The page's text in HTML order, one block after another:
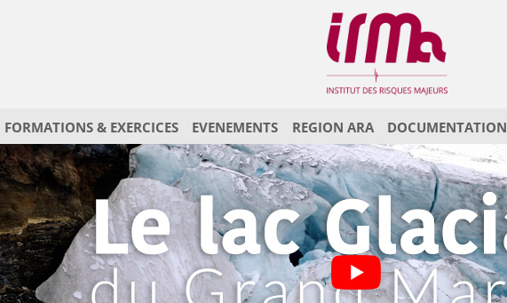
FORMATIONS & EXERCICES EVENEMENTS REGION ARA DOCUMENTATION